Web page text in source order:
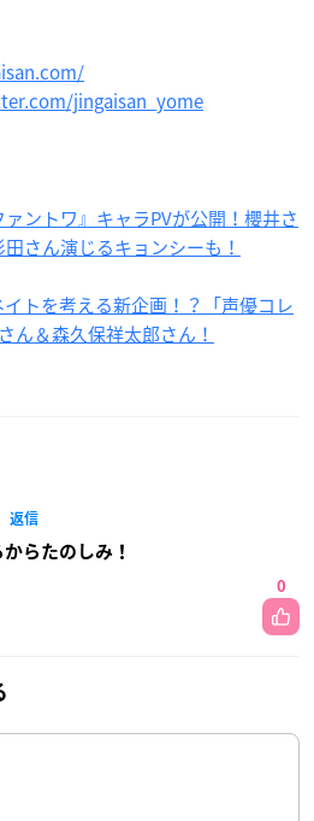
jingaisan_yome
ントワ』キャラPVが公開！櫻井さ
さん演じるキョンシーも！
トを考える新企画！？「声優コレ
ん＆森久保祥太郎さん！
返信
らたのしみ！
0